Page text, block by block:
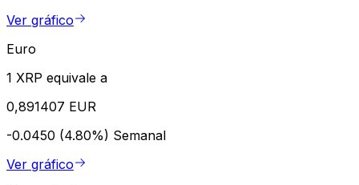
Ver gráfico
Euro
1 XRP equivale a
0,891407 EUR
-0.0450 (4.80%) Semanal
Ver gráfico